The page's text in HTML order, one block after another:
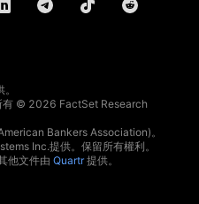
有 © 2026 FactSet Research
Bankers Association)。
Inc.提供。保留所有權利。
他文件由 Quartr提供。